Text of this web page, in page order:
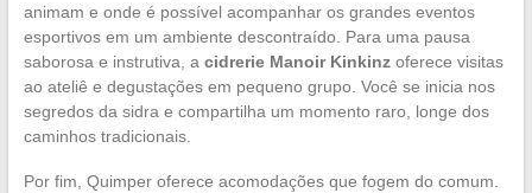
animam e onde é possível acompanhar os grandes eventos
esportivos em um ambiente descontraído. Para uma pausa
saborosa e instrutiva, a cidrerie Manoir Kinkinzoferece visitas
ao ateliê e degustações em pequeno grupo. Você se inicia nos
segredos da sidra e compartilha um momento raro, longe dos
caminhos tradicionais.
Por fim, Quimper oferece acomodações que fogem do comum.